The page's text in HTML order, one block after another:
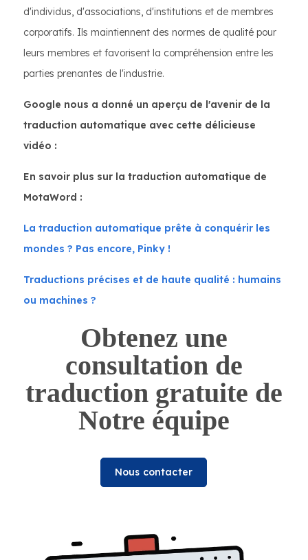
d'individus, d'associations, d'institutions et de membres
corporatifs. Ils maintiennent des normes de qualité pour
leurs membres et favorisent la compréhension entre les
parties prenantes de l'industrie.
Google nous a donné un aperçu de l'avenir de la
traduction automatique avec cette délicieuse
vidéo :
En savoir plus sur la traduction automatique de
MotaWord :
La traduction automatique prête à conquérir les
mondes ? Pas encore, Pinky !
Traductions précises et de haute qualité : humains
ou machines ?
Obtenez une
consultation de
traduction gratuite de
Notre équipe
Nous contacter